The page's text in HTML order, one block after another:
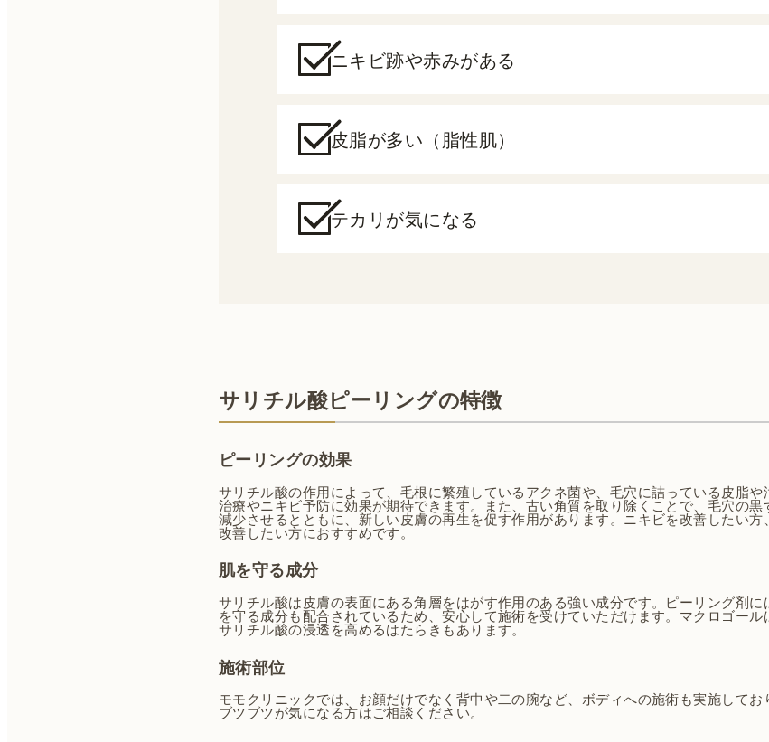
ニキビ跡や赤みがある
皮脂が多い（脂性肌）
テカリが気になる
サリチル酸ピーリングの特徴
ピーリングの効果
サリチル酸の作用によって、毛根に繁殖しているアクネ菌や、毛穴に詰っている皮脂
治療やニキビ予防に効果が期待できます。また、古い角質を取り除くことで、毛穴の
減少させるとともに、新しい皮膚の再生を促す作用があります。ニキビを改善したい
改善したい方におすすめです。
肌を守る成分
サリチル酸は皮膚の表面にある角層をはがす作用のある強い成分です。ピーリング剤
を守る成分も配合されているため、安心して施術を受けていただけます。マクロゴー
サリチル酸の浸透を高めるはたらきもあります。
施術部位
モモクリニックでは、お顔だけでなく背中や二の腕など、ボディへの施術も実施して
ブツブツが気になる方はご相談ください。